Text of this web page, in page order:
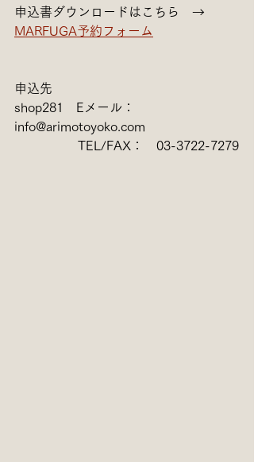
申込書ダウンロードはこちら　→
MARFUGA予約フォーム
申込先
shop281　Eメール：
info@arimotoyoko.com
TEL/FAX：　03-3722-7279